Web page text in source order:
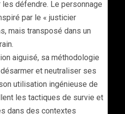
les défendre. Le personnage
par le « justicier
mais transposé dans un
aiguisé, sa méthodologie
et neutraliser ses
utilisation ingénieuse de
les tactiques de survie et
dans des contextes